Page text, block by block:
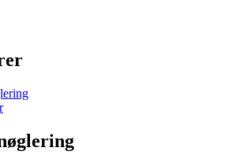
Dette
har
flere